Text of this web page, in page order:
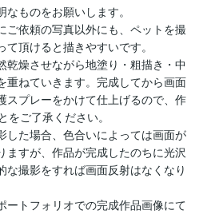
ものをお願いします。
ご依頼の写真以外にも、ペットを撮
頂けると描きやすいです。
乾燥させながら地塗り・粗描き・中
重ねていきます。完成してから画面
スプレーをかけて仕上げるので、作
ご了承ください。
した場合、色合いによっては画面が
ますが、作品が完成したのちに光沢
撮影をすれば画面反射はなくなり
ートフォリオでの完成作品画像にて